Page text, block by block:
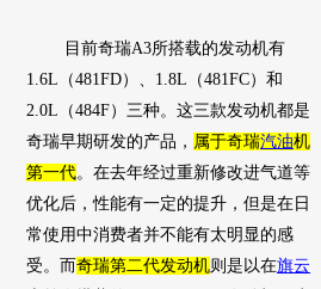
目前奇瑞A3所搭载的发动机有
1.6L（481FD）、1.8L（481FC）和
2.0L（484F）三种。这三款发动机都是
奇瑞早期研发的产品， 属于奇瑞汽油机
第一代。在去年经过重新修改进气道等
优化后，性能有一定的提升，但是在日
常使用中消费者并不能有太明显的感
受。而奇瑞第二代发动机则是以在旗云